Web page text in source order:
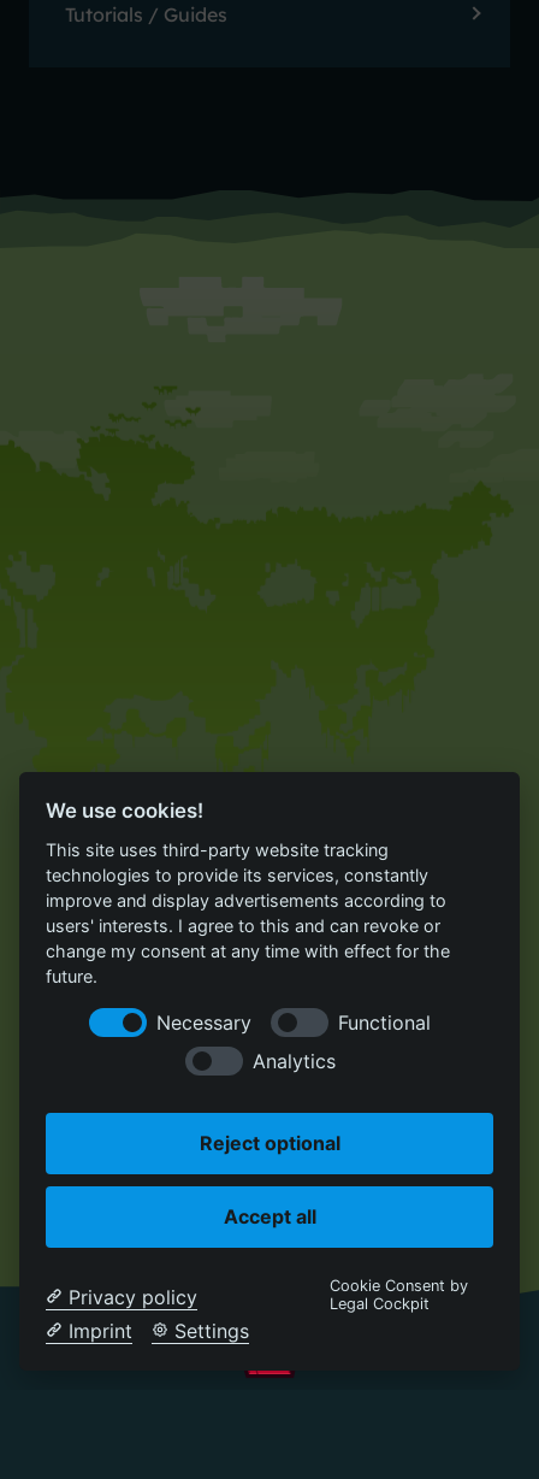
Tutorials / Guides
We use cookies!
This site uses third-party website tracking
technologies to provide its services, constantly
improve and display advertisements according to
users' interests. I agree to this and can revoke or
change my consent at any time with effect for the
future.
Necessary
Functional
Analytics
Reject optional
Accept all
Privacy policy
Imprint
Settings
Cookie Consent by
Legal Cockpit